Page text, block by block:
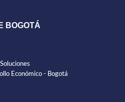
BOGOTÁ
Económico - Bogotá